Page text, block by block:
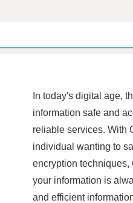
In today's digital age,
information safe and
reliable services. With
individual wanting to
encryption techniques,
your information is
and efficient